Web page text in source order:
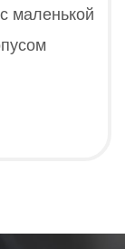
маленькой